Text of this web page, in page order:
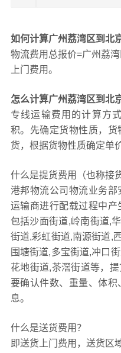
如何计算广州荔湾区到北
物流费用总报价=广州荔
上门费用。
怎么计算广州荔湾区到北
专线运输费用的计算方
积。先确定货物性质，
货，根据货物性质确定单价
什么是提货费用（也称接
港邦物流公司物流业务
运输商进行配载过程中
包括沙面街道,岭南街道,
街道,彩虹街道,南源街道,
围塘街道,多宝街道,冲口
花地街道,茶滘街道等，
要确认件数、重量、体
息。
什么是送货费用？
即送货上门费用，送货区